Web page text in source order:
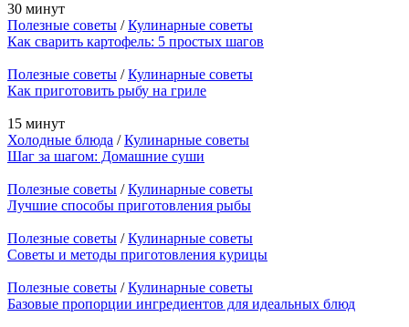
30 минут
Полезные советы /Кулинарные советы
Как сварить картофель: 5 простых шагов
Полезные советы /Кулинарные советы
Как приготовить рыбу на гриле
15 минут
Холодные блюда /Кулинарные советы
Шаг за шагом: Домашние суши
Полезные советы /Кулинарные советы
Лучшие способы приготовления рыбы
Полезные советы /Кулинарные советы
Советы и методы приготовления курицы
Полезные советы /Кулинарные советы
Базовые пропорции ингредиентов для идеальных блюд